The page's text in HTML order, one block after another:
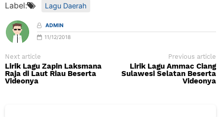
Label: Lagu Daerah
ADMIN
11/12/2018
Next article
Lirik Lagu Zapin Laksmana
Raja di Laut Riau Beserta
Videonya
Previous article
Lirik Lagu Ammac Ciang
Sulawesi Selatan Beserta
Videonya